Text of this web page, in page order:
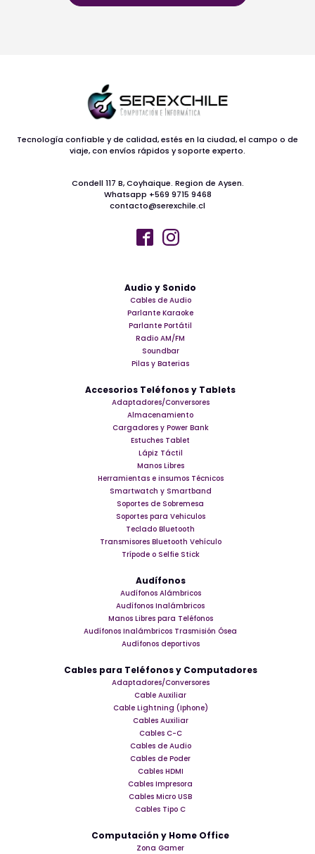
Audio y Sonido
Cables de Audio
Parlante Karaoke
Parlante Portátil
Radio AM/FM
Soundbar
Pilas y Baterias
Accesorios Teléfonos y Tablets
Adaptadores/Conversores
Almacenamiento
Cargadores y Power Bank
Estuches Tablet
Lápiz Táctil
Manos Libres
Herramientas e insumos Técnicos
Smartwatch y Smartband
Soportes de Sobremesa
Soportes para Vehiculos
Teclado Bluetooth
Transmisores Bluetooth Vehículo
Trípode o Selfie Stick
Audífonos
Audífonos Alámbricos
Audífonos Inalámbricos
Manos Libres para Teléfonos
Audífonos Inalámbricos Trasmisión Ósea
Audífonos deportivos
Cables para Teléfonos y Computadores
Adaptadores/Conversores
Cable Auxiliar
Cable Lightning (Iphone)
Cables Auxiliar
Cables C-C
Cables de Audio
Cables de Poder
Cables HDMI
Cables Impresora
Cables Micro USB
Cables Tipo C
Computación y Home Office
Zona Gamer
Tecnología confiable y de calidad, estés en la ciudad, el campo o de
viaje, con envíos rápidos y soporte experto.
Condell 117 B, Coyhaique. Region de Aysen.
Whatsapp +569 9715 9468
contacto@serexchile.cl